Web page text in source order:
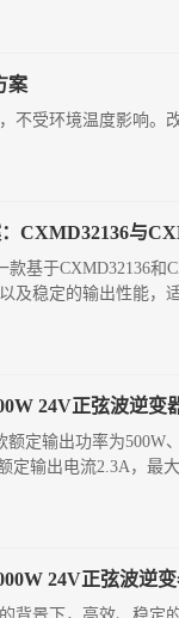
案
不受环境温度影响。
CXMD32136与
款基于CXMD32136
及稳定的输出性能，
24V正弦波逆
额定输出功率为
定输出电流2.3A，
24V正弦波逆